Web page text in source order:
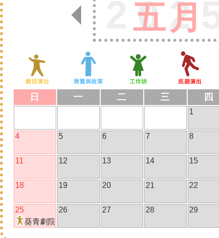
五月
日 一 二 三 四
1
4 5 6 7 8
11 12 13 14 15
18 19 20 21 22
25
葵青劇院演藝同樂日2025
26 27 28 29